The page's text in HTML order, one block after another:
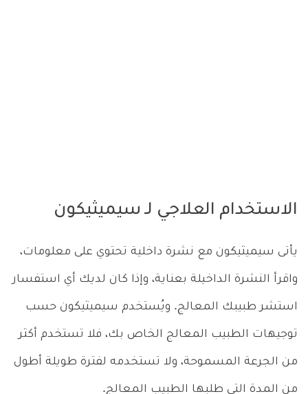
الاستخدام العلاجي لـ سيميثيكون
يأتى سيميثيكون مع نشرة داخلية تحتوي على معلومات،
واقرأ النشرة الداخيلة بعناية، وإذا كان لديك أي استفسار
استشر طبيبك المعالج. ويُستخدم سيميثيكون حسب
توجيهات الطبيب المعالج الخاص بك، فلا تستخدم أكثر
من الجرعة المسموحة، ولا تستخدمه لفترة طويلة أطول
من المدة التي طلبها الطبيب المعالج.